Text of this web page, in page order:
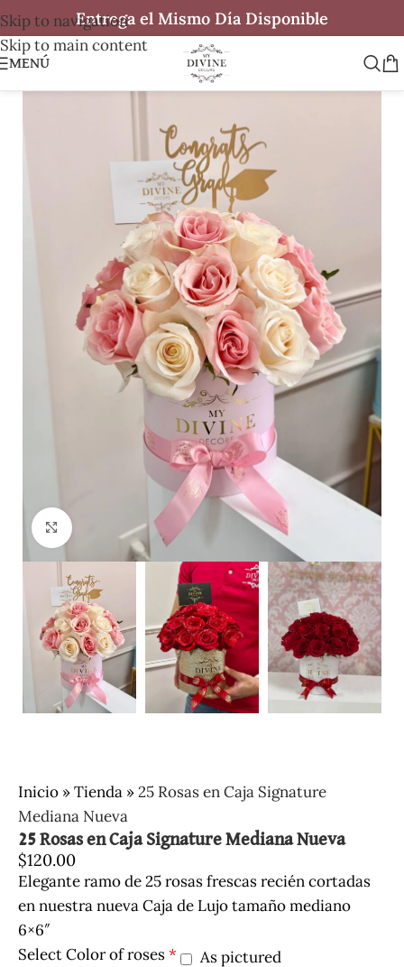
Skip to navigation
Skip to main content
Entrega el Mismo Día Disponible
MENÚ
Clic para ampliar
Inicio »Tienda »25 Rosas en Caja Signature
Mediana Nueva
25 Rosas en Caja Signature Mediana Nueva
$120.00
Elegante ramo de 25 rosas frescas recién cortadas
en nuestra nueva Caja de Lujo tamaño mediano
6×6″
Select Color of roses*
As pictured